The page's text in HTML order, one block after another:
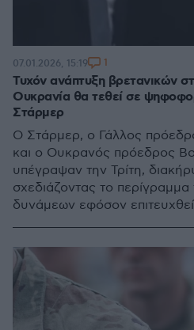
Τυχόν ανάπτυξη βρετανικών
Ουκρανία θα τεθεί σε
Στάρμερ
Ο Στάρμερ, ο Γάλλος
και ο Ουκρανός πρόεδρος
υπέγραψαν την Τρίτη,
σχεδιάζοντας το
δυνάμεων εφόσον
07.01.2026, 15:19 1